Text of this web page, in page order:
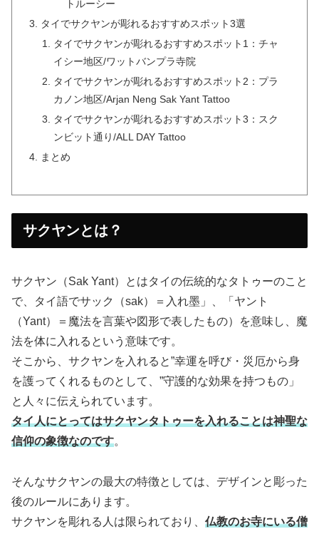
トルーシー
タイでサクヤンが彫れるおすすめスポット3選
タイでサクヤンが彫れるおすすめスポット1：チャ
イシー地区/ワットバンプラ寺院
タイでサクヤンが彫れるおすすめスポット2：プラ
カノン地区/Arjan Neng Sak Yant Tattoo
タイでサクヤンが彫れるおすすめスポット3：スク
ンビット通り/ALL DAY Tattoo
まとめ
サクヤンとは？
サクヤン（Sak Yant）とはタイの伝統的なタトゥーのこと
で、タイ語でサック（sak）＝入れ墨」、「ヤント
（Yant）＝魔法を言葉や図形で表したもの）を意味し、魔
法を体に入れるという意味です。
そこから、サクヤンを入れると”幸運を呼び・災厄から身
を護ってくれるものとして、”守護的な効果を持つもの」
と人々に伝えられています。
タイ人にとってはサクヤンタトゥーを入れることは神聖な
信仰の象徴なのです。
そんなサクヤンの最大の特徴としては、デザインと彫った
後のルールにあります。
サクヤンを彫れる人は限られており、 仏教のお寺にいる僧